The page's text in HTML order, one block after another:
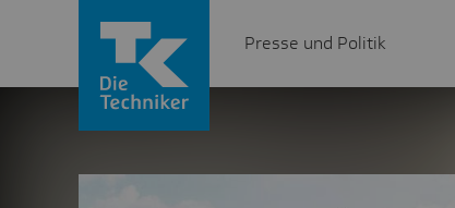
Presse und Politik